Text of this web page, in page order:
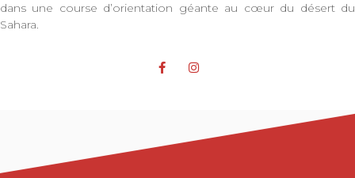
dans une course d’orientation géante au cœur du désert du
Sahara.